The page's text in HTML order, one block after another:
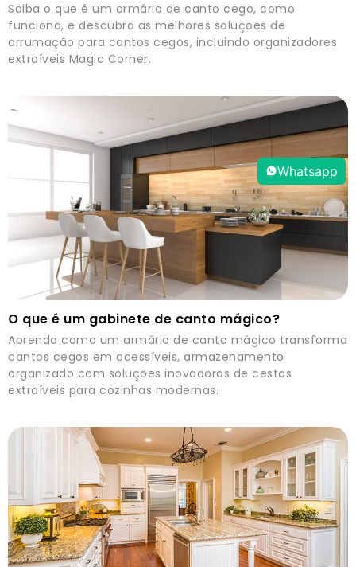
Saiba o que é um armário de canto cego, como
funciona, e descubra as melhores soluções de
arrumação para cantos cegos, incluindo organizadores
extraíveis Magic Corner.
O que é um gabinete de canto mágico?
Aprenda como um armário de canto mágico transforma
cantos cegos em acessíveis, armazenamento
organizado com soluções inovadoras de cestos
extraíveis para cozinhas modernas.
Whatsapp